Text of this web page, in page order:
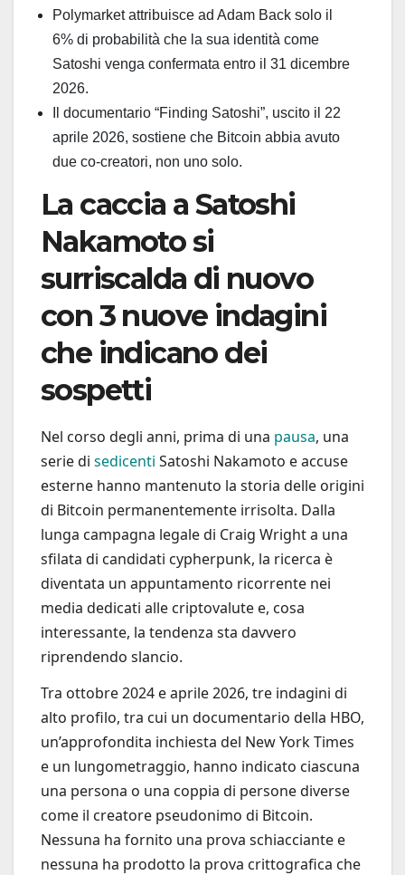
Polymarket attribuisce ad Adam Back solo il
6% di probabilità che la sua identità come
Satoshi venga confermata entro il 31 dicembre
2026.
Il documentario “Finding Satoshi”, uscito il 22
aprile 2026, sostiene che Bitcoin abbia avuto
due co-creatori, non uno solo.
La caccia a Satoshi
Nakamoto si
surriscalda di nuovo
con 3 nuove indagini
che indicano dei
sospetti
Nel corso degli anni, prima di una pausa, una
serie di sedicenti Satoshi Nakamoto e accuse
esterne hanno mantenuto la storia delle origini
di Bitcoin permanentemente irrisolta. Dalla
lunga campagna legale di Craig Wright a una
sfilata di candidati cypherpunk, la ricerca è
diventata un appuntamento ricorrente nei
media dedicati alle criptovalute e, cosa
interessante, la tendenza sta davvero
riprendendo slancio.
Tra ottobre 2024 e aprile 2026, tre indagini di
alto profilo, tra cui un documentario della HBO,
un’approfondita inchiesta del New York Times
e un lungometraggio, hanno indicato ciascuna
una persona o una coppia di persone diverse
come il creatore pseudonimo di Bitcoin.
Nessuna ha fornito una prova schiacciante e
nessuna ha prodotto la prova crittografica che